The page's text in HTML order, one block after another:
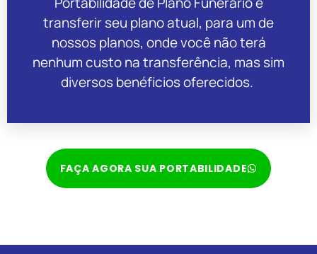
transferir seu plano atual, para um de
nossos planos, onde você não terá
nenhum custo na transferência, mas sim
diversos benéficios oferecidos.
FAÇA AGORA SUA PORTABILIDADE